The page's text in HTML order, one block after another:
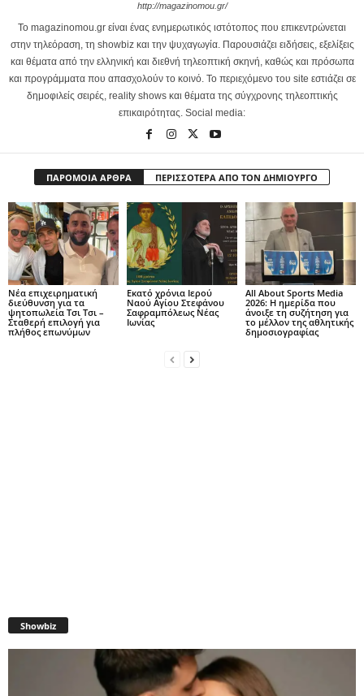
http://magazinomou.gr/
Το magazinomou.gr είναι ένας ενημερωτικός ιστότοπος που επικεντρώνεται
στην τηλεόραση, τη showbiz και την ψυχαγωγία. Παρουσιάζει ειδήσεις, εξελίξεις
και θέματα από την ελληνική και διεθνή τηλεοπτική σκηνή, καθώς και πρόσωπα
και προγράμματα που απασχολούν το κοινό. Το περιεχόμενο του site εστιάζει σε
δημοφιλείς σειρές, reality shows και θέματα της σύγχρονης τηλεοπτικής
επικαιρότητας. Social media:
ΠΑΡΟΜΟΙΑ ΑΡΘΡΑ ΠΕΡΙΣΣΟΤΕΡΑ ΑΠΟ ΤΟΝ ΔΗΜΙΟΥΡΓΟ
Νέα επιχειρηματική
διεύθυνση για τα
ψητοπωλεία Τσι Τσι –
Σταθερή επιλογή για
πλήθος επωνύμων
Εκατό χρόνια Ιερού
Ναού Αγίου Στεφάνου
Σαφραμπόλεως Νέας
Ιωνίας
All About Sports Media
2026: Η ημερίδα που
άνοιξε τη συζήτηση για
το μέλλον της αθλητικής
δημοσιογραφίας
Showbiz